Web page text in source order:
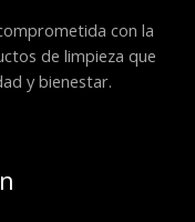
con la
de limpieza que
y bienestar.